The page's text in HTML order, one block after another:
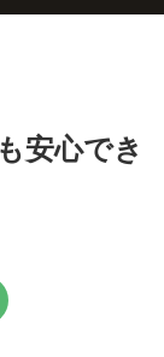
安心でき